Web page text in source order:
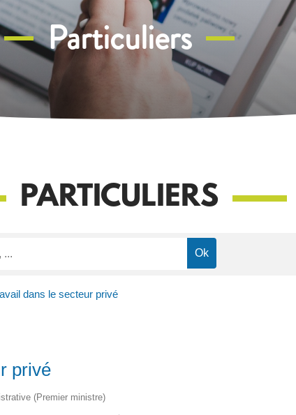
Particuliers
PARTICULIERS
dans le secteur privé
privé
(Premier ministre)